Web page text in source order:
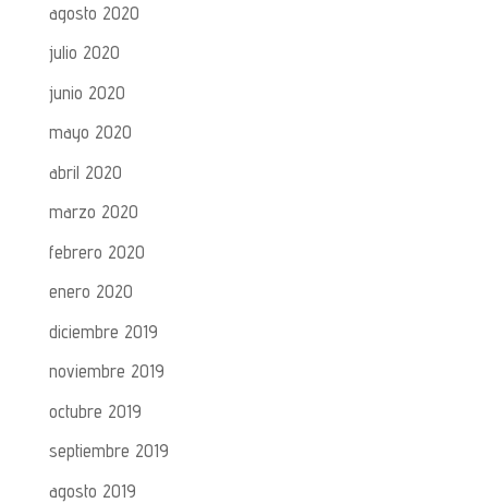
agosto 2020
julio 2020
junio 2020
mayo 2020
abril 2020
marzo 2020
febrero 2020
enero 2020
diciembre 2019
noviembre 2019
octubre 2019
septiembre 2019
agosto 2019